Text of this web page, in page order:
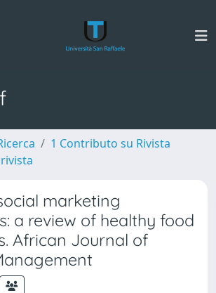
1 Contributo su Rivista
marketing
a review of healthy food
African Journal of